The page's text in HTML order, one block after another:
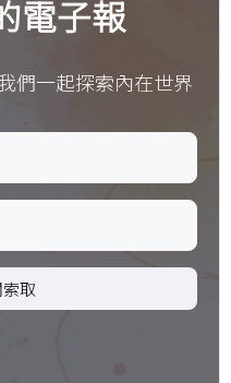
電子報
們一起探索內在世界
取